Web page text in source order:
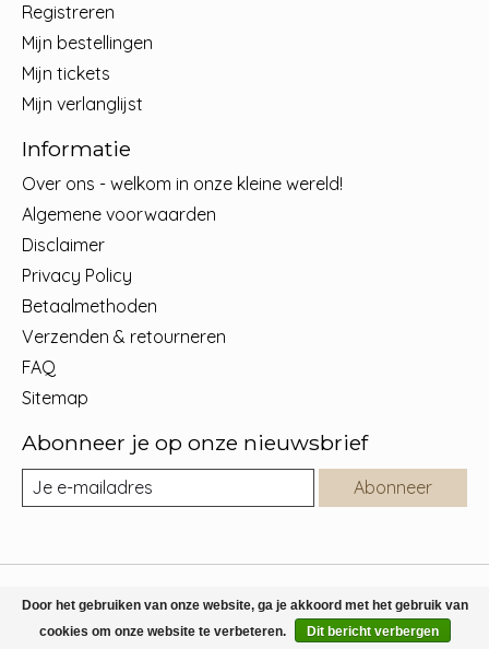
Registreren
Mijn bestellingen
Mijn tickets
Mijn verlanglijst
Informatie
Over ons - welkom in onze kleine wereld!
Algemene voorwaarden
Disclaimer
Privacy Policy
Betaalmethoden
Verzenden & retourneren
FAQ
Sitemap
Abonneer je op onze nieuwsbrief
Abonneer
Powered byLightspeed
Door het gebruiken van onze website, ga je akkoord met het gebruik van
cookies om onze website te verbeteren.
Dit bericht verbergen